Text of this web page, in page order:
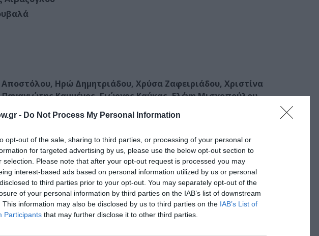
- Do Not Process My Personal Information
opt-out of the sale, sharing to third parties, or processing of your personal or
for targeted advertising by us, please use the below opt-out section to
selection. Please note that after your opt-out request is processed you may
interest-based ads based on personal information utilized by us or personal
to third parties prior to your opt-out. You may separately opt-out of the
of your personal information by third parties on the IAB’s list of downstream
This information may also be disclosed by us to third parties on the IAB’s List of
Participants that may further disclose it to other third parties.
Ηρώ Δημητριάδου, Χρύσα Ζαφειριάδου, Χριστίνα
Καμμένος, Γιώργος Καύκας, Ελένη Μισχοπούλου,
Παπαδόπουλος, Ιωάννα Πιατά, Δημήτρης Πιατάς, Σπύρος
Χρίστος Στυλιανού, Δημήτρης Τσιλινίκος, Άννη Τσολακίδου,
Αλμπανούδης(κοντραμπάσο),Χρήστος Γκουγκούμας
κρουστά),Μελίνα Παπαδοπούλου(βιολί)